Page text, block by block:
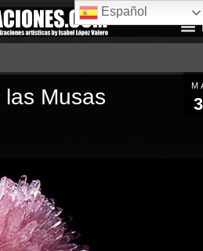
Musas
Español